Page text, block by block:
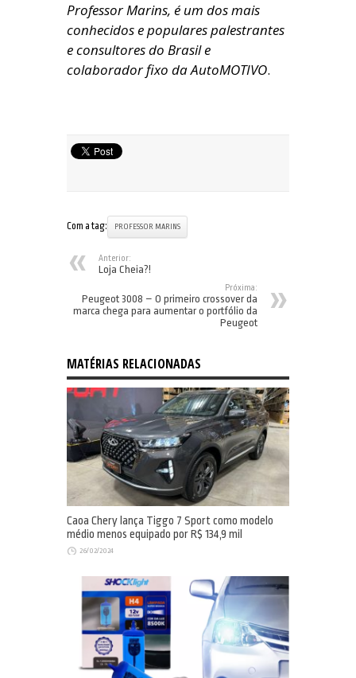
Professor Marins, é um dos mais
conhecidos e populares palestrantes
e consultores do Brasil e
colaborador fixo da AutoMOTIVO.
Com a tag: PROFESSOR MARINS
Anterior:
Loja Cheia?!
Próxima:
Peugeot 3008 – O primeiro crossover da
marca chega para aumentar o portfólio da
Peugeot
MATÉRIAS RELACIONADAS
Caoa Chery lança Tiggo 7 Sport como modelo
médio menos equipado por R$ 134,9 mil
26/02/2024